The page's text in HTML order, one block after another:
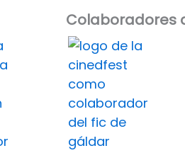
Colaboradores